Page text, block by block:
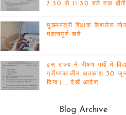
7:30 से 11:30 बजे तक होंगी
मुख्यमंत्री शिक्षक कैशलेस
महत्वपूर्ण बातें
इस राज्य ने भीषण गर्मी में
ग्रीष्मकालीन अवकाश 30
दिया। , देखें आदेश
Blog Archive